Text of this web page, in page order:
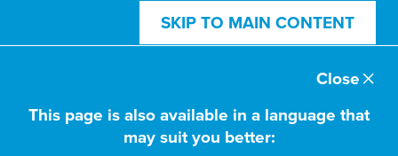
SKIP TO MAIN CONTENT
This page is also available in a language that
may suit you better:
Close